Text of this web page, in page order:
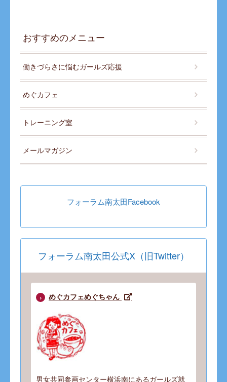
おすすめのメニュー
働きづらさに悩むガールズ応援
めぐカフェ
トレーニング室
メールマガジン
フォーラム南太田Facebook
フォーラム南太田公式X（旧Twitter）
めぐカフェめぐちゃん
男女共同参画センター横浜南にあるガールズ就